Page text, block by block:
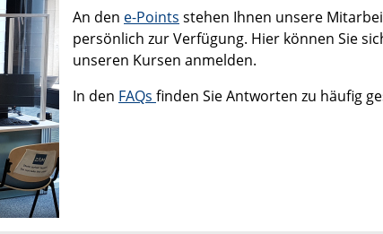
An den e-Points stehen Ihnen unsere
persönlich zur Verfügung. Hier können Sie
unseren Kursen anmelden.
In den FAQs finden Sie Antworten zu häufig